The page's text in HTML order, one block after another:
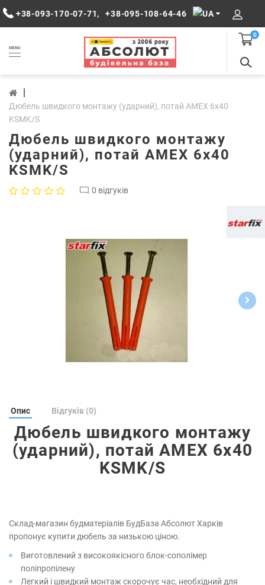
+38-093-170-07-71, +38-095-108-64-46
MENU
0
Дюбель швидкого монтажу (ударний), потай AMEX 6х40
KSMK/S
Дюбель швидкого монтажу
(ударний), потай AMEX 6х40
KSMK/S
0 відгуків
Опис Відгуків (0)
Дюбель швидкого монтажу
(ударний), потай AMEX 6х40
KSMK/S
Склад-магазин будматеріалів БудБаза Абсолют Харків
пропонує купити дюбель за низькою ціною.
Виготовлений з високоякісного блок-сополімер
поліпропілену
Легкий і швидкий монтаж скорочує час, необхідний для